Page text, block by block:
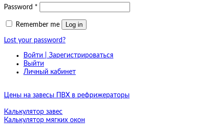
Password *
Remember me Log in
Lost your password?
Войти | Зарегистрироваться
Выйти
Личный кабинет
Цены на завесы ПВХ в рефрижераторы
Калькулятор завес
Калькулятор мягких окон